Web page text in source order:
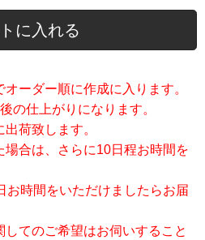
に入れる
ーダー順に作成に入ります。
の仕上がりになります。
荷致します。
合は、さらに10日程お時間を
お時間をいただけましたらお届
てのご希望はお伺いすること